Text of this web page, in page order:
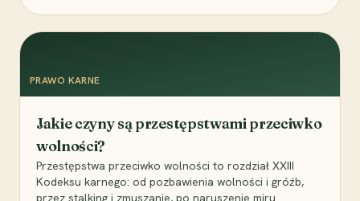
PRAWO KARNE
Jakie czyny są przestępstwami przeciwko
wolności?
Przestępstwa przeciwko wolności to rozdział XXIII
Kodeksu karnego: od pozbawienia wolności i gróźb,
przez stalking i zmuszanie, po naruszenie miru